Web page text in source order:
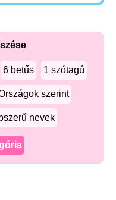
6 betűs 1 szótagú
szerint
nevek